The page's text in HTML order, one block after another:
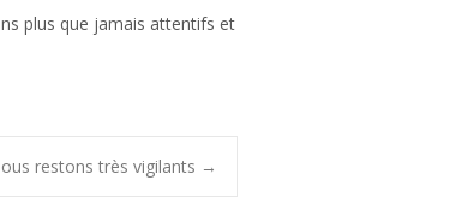
plus que jamais attentifs et
restons très vigilants →